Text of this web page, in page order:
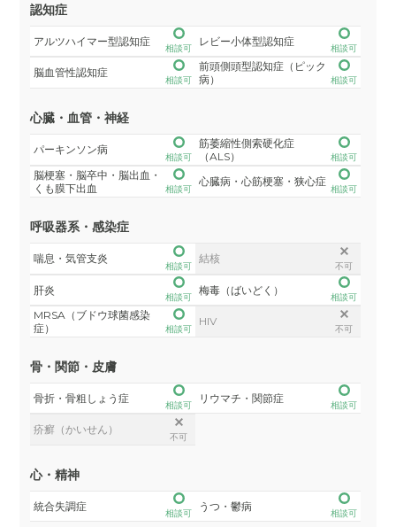
認知症
アルツハイマー型認知症
相談可
レビー小体型認知症
相談可
脳血管性認知症
相談可
前頭側頭型認知症（ピック
病）
相談可
心臓・血管・神経
パーキンソン病
相談可
筋萎縮性側索硬化症
（ALS）
相談可
脳梗塞・脳卒中・脳出血・
くも膜下出血
相談可
心臓病・心筋梗塞・狭心症
相談可
呼吸器系・感染症
喘息・気管支炎
相談可
結核
不可
肝炎
相談可
梅毒（ばいどく）
相談可
MRSA（ブドウ球菌感染
症）
相談可
HIV
不可
骨・関節・皮膚
骨折・骨粗しょう症
相談可
リウマチ・関節症
相談可
疥癬（かいせん）
不可
心・精神
統合失調症
相談可
うつ・鬱病
相談可